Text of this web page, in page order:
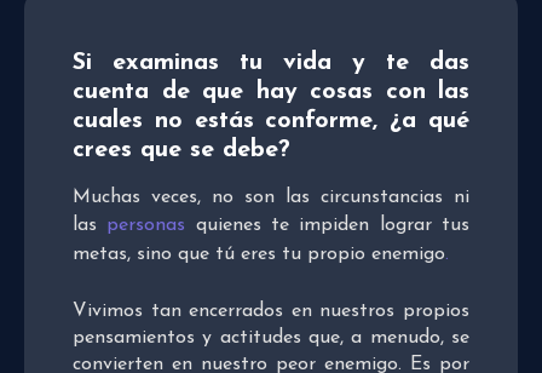
Si examinas tu vida y te das
cuenta de que hay cosas con las
cuales no estás conforme, ¿a qué
crees que se debe?
Muchas veces, no son las circunstancias ni
las personas quienes te impiden lograr tus
metas, sino que tú eres tu propio enemigo.
Vivimos tan encerrados en nuestros propios
pensamientos y actitudes que, a menudo, se
convierten en nuestro peor enemigo. Es por